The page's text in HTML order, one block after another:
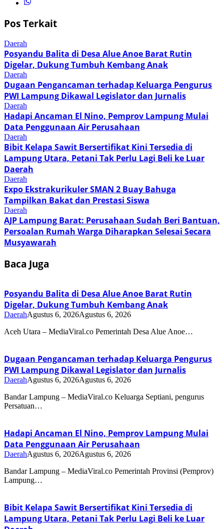
Pos Terkait
Daerah
Posyandu Balita di Desa Alue Anoe Barat Rutin
Digelar, Dukung Tumbuh Kembang Anak
Daerah
Dugaan Pengancaman terhadap Keluarga Pengurus
PWI Lampung Dikawal Legislator dan Jurnalis
Daerah
Hadapi Ancaman El Nino, Pemprov Lampung Mulai
Data Penggunaan Air Perusahaan
Daerah
Bibit Kelapa Sawit Bersertifikat Kini Tersedia di
Lampung Utara, Petani Tak Perlu Lagi Beli ke Luar
Daerah
Daerah
Expo Ekstrakurikuler SMAN 2 Buay Bahuga
Tampilkan Bakat dan Prestasi Siswa
Daerah
AJP Lampung Barat: Perusahaan Sudah Beri Bantuan,
Persoalan Rumah Warga Diharapkan Selesai Secara
Musyawarah
Baca Juga
Posyandu Balita di Desa Alue Anoe Barat Rutin
Digelar, Dukung Tumbuh Kembang Anak
DaerahAgustus 6, 2026Agustus 6, 2026
Aceh Utara – MediaViral.co Pemerintah Desa Alue Anoe…
Dugaan Pengancaman terhadap Keluarga Pengurus
PWI Lampung Dikawal Legislator dan Jurnalis
DaerahAgustus 6, 2026Agustus 6, 2026
Bandar Lampung – MediaViral.co Keluarga Septiani, pengurus
Persatuan…
Hadapi Ancaman El Nino, Pemprov Lampung Mulai
Data Penggunaan Air Perusahaan
DaerahAgustus 6, 2026Agustus 6, 2026
Bandar Lampung – MediaViral.co Pemerintah Provinsi (Pemprov)
Lampung…
Bibit Kelapa Sawit Bersertifikat Kini Tersedia di
Lampung Utara, Petani Tak Perlu Lagi Beli ke Luar